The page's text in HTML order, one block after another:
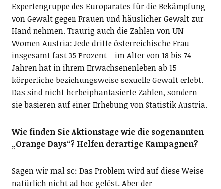
Expertengruppe des Europarates für die Bekämpfung
von Gewalt gegen Frauen und häuslicher Gewalt zur
Hand nehmen. Traurig auch die Zahlen von UN
Women Austria: Jede dritte österreichische Frau –
insgesamt fast 35 Prozent – im Alter von 18 bis 74
Jahren hat in ihrem Erwachsenenleben ab 15
körperliche beziehungsweise sexuelle Gewalt erlebt.
Das sind nicht herbeiphantasierte Zahlen, sondern
sie basieren auf einer Erhebung von Statistik Austria.
Wie finden SieAktionstage wie die sogenannten
„Orange Days“? Helfen derartige Kampagnen?
Sagen wir mal so: Das Problem wird auf diese Weise
natürlich nicht ad hoc gelöst. Aber der